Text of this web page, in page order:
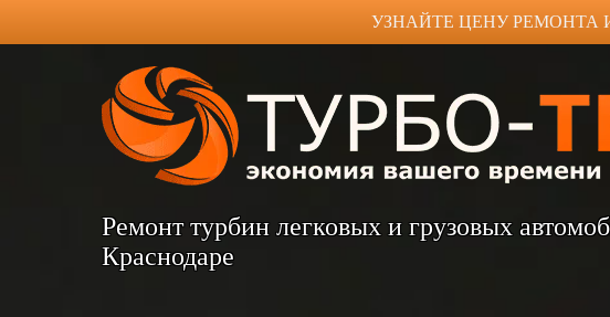
УЗНАЙТЕ ЦЕНУ РЕМОНТА
Ремонт турбин легковых и грузовых
Краснодаре